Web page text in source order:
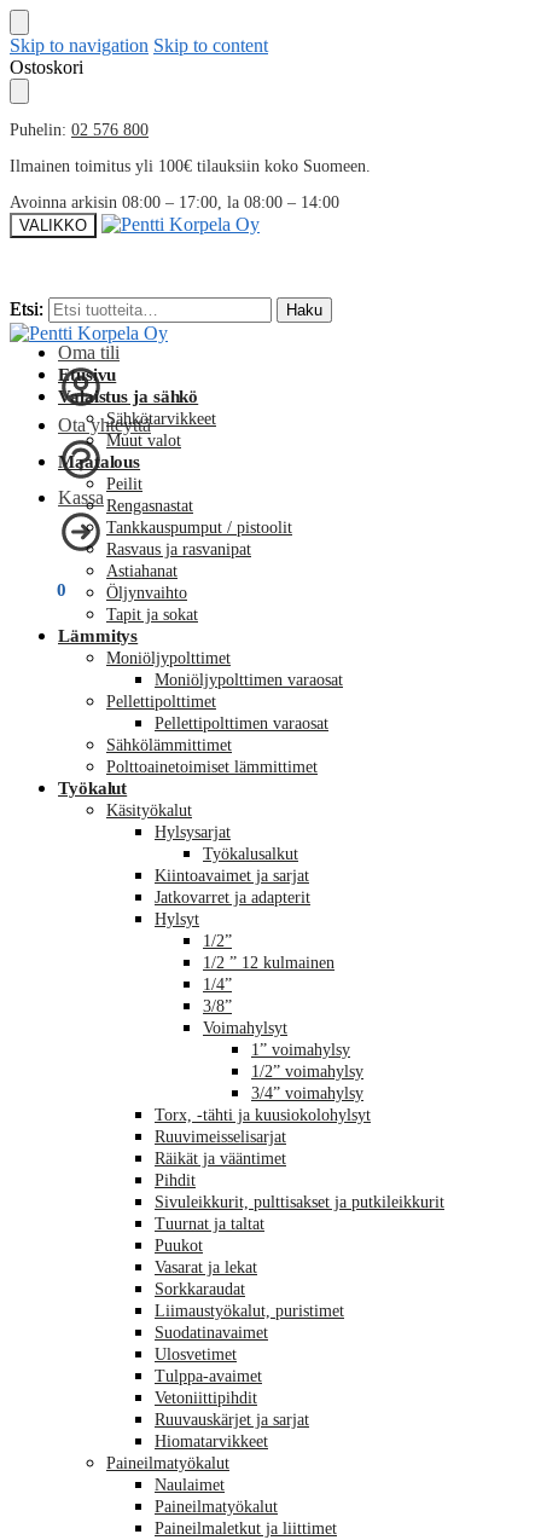
Skip to navigation Skip to content
Ostoskori
Puhelin: 02 576 800
Ilmainen toimitus yli 100€ tilauksiin koko Suomeen.
Avoinna arkisin 08:00 – 17:00, la 08:00 – 14:00
VALIKKO
Etsi: Haku
Oma tili
Ota yhteyttä
Kassa
0
Etsi: Haku
Etusivu
Valaistus ja sähkö
Sähkötarvikkeet
Muut valot
Maatalous
Peilit
Rengasnastat
Tankkauspumput / pistoolit
Rasvaus ja rasvanipat
Astiahanat
Öljynvaihto
Tapit ja sokat
Lämmitys
Moniöljypolttimet
Moniöljypolttimen varaosat
Pellettipolttimet
Pellettipolttimen varaosat
Sähkölämmittimet
Polttoainetoimiset lämmittimet
Työkalut
Käsityökalut
Hylsysarjat
Työkalusalkut
Kiintoavaimet ja sarjat
Jatkovarret ja adapterit
Hylsyt
1/2”
1/2 ” 12 kulmainen
1/4”
3/8”
Voimahylsyt
1” voimahylsy
1/2” voimahylsy
3/4” voimahylsy
Torx, -tähti ja kuusiokolohylsyt
Ruuvimeisselisarjat
Räikät ja vääntimet
Pihdit
Sivuleikkurit, pulttisakset ja putkileikkurit
Tuurnat ja taltat
Puukot
Vasarat ja lekat
Sorkkaraudat
Liimaustyökalut, puristimet
Suodatinavaimet
Ulosvetimet
Tulppa-avaimet
Vetoniittipihdit
Ruuvauskärjet ja sarjat
Hiomatarvikkeet
Paineilmatyökalut
Naulaimet
Paineilmatyökalut
Paineilmaletkut ja liittimet